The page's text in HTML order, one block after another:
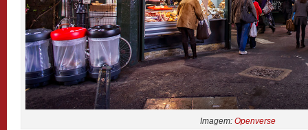
Imagem: Openverse